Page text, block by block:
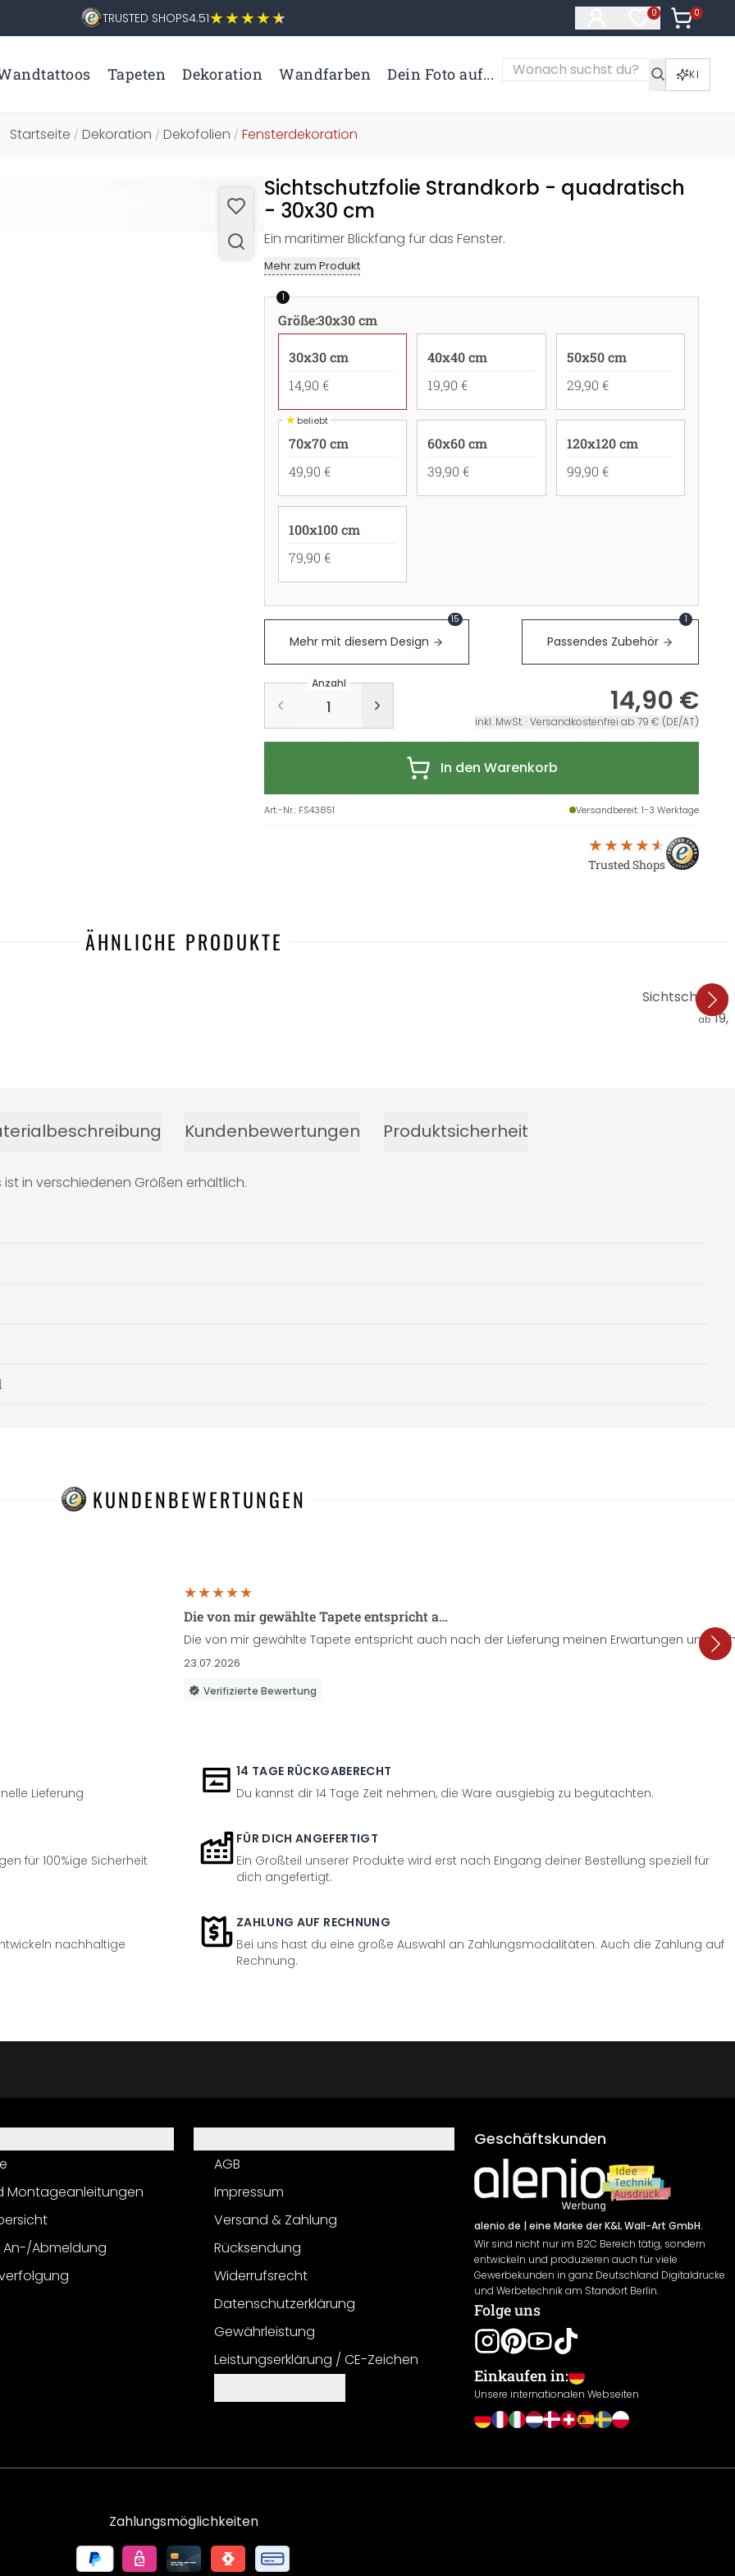
TRUSTED SHOPS4.51 0
Artikel im
0
Artikel
Tapeten Dekoration Wandfarben Dein Foto auf... KI
Startseite / Dekoration / Dekofolien / Fensterdekoration
Sichtschutzfolie Strandkorb - quadratisch
- 30x30 cm
Ein maritimer Blickfang für das Fenster.
Mehr zum Produkt
1
Größe:30x30 cm
30x30 cm
14,90 €
40x40 cm
19,90 €
50x50 cm
29,90 €
★beliebt
70x70 cm
49,90 €
60x60 cm
39,90 €
120x120 cm
99,90 €
100x100 cm
79,90 €
Mehr mit diesem Design
15
Passendes Zubehör
1
Anzahl
14,90 €
inkl. MwSt. · Versandkostenfrei ab 79 € (DE/AT)
In den Warenkorb
Art.-Nr.: FS43851 Versandbereit: 1-3 Werktage
Trusted Shops
ÄHNLICHE PRODUKTE
ab
Kundenbewertungen Produktsicherheit
in verschiedenen Größen erhältlich.
KUNDENBEWERTUNGEN
Die von mir gewählte Tapete entspricht a…
Die von mir gewählte Tapete entspricht auch nach der Lieferung meinen Erwartungen und
23.07.2026
Verifizierte Bewertung
Lieferung
14 TAGE RÜCKGABERECHT
Du kannst dir 14 Tage Zeit nehmen, die Ware ausgiebig zu begutachten.
für 100%ige Sicherheit
FÜR DICH ANGEFERTIGT
Ein Großteil unserer Produkte wird erst nach Eingang deiner Bestellung speziell für
dich angefertigt.
nachhaltige
ZAHLUNG AUF RECHNUNG
Bei uns hast du eine große Auswahl an Zahlungsmodalitäten. Auch die Zahlung auf
Rechnung.
Montageanleitungen
An-/Abmeldung
AGB
Impressum
Versand & Zahlung
Rücksendung
Widerrufsrecht
Datenschutzerklärung
Gewährleistung
Leistungserklärung / CE-Zeichen
Geschäftskunden
alenio.de | eine Marke der K&L Wall-Art GmbH.
Wir sind nicht nur im B2C Bereich tätig, sondern
entwickeln und produzieren auch für viele
Gewerbekunden in ganz Deutschland Digitaldrucke
und Werbetechnik am Standort Berlin.
Folge uns
Einkaufen in:
Unsere internationalen Webseiten
Zahlungsmöglichkeiten